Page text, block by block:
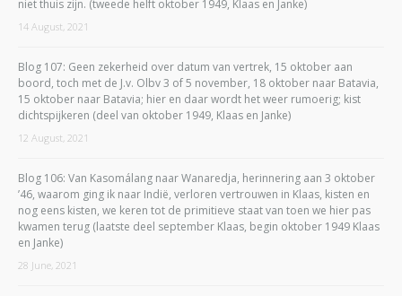
niet thuis zijn. (tweede helft oktober 1949, Klaas en Janke)
14 August, 2021
Blog 107: Geen zekerheid over datum van vertrek, 15 oktober aan
boord, toch met de J.v. Olbv 3 of 5 november, 18 oktober naar Batavia,
15 oktober naar Batavia; hier en daar wordt het weer rumoerig; kist
dichtspijkeren (deel van oktober 1949, Klaas en Janke)
12 August, 2021
Blog 106: Van Kasomálang naar Wanaredja, herinnering aan 3 oktober
’46, waarom ging ik naar Indië, verloren vertrouwen in Klaas, kisten en
nog eens kisten, we keren tot de primitieve staat van toen we hier pas
kwamen terug (laatste deel september Klaas, begin oktober 1949 Klaas
en Janke)
28 June, 2021